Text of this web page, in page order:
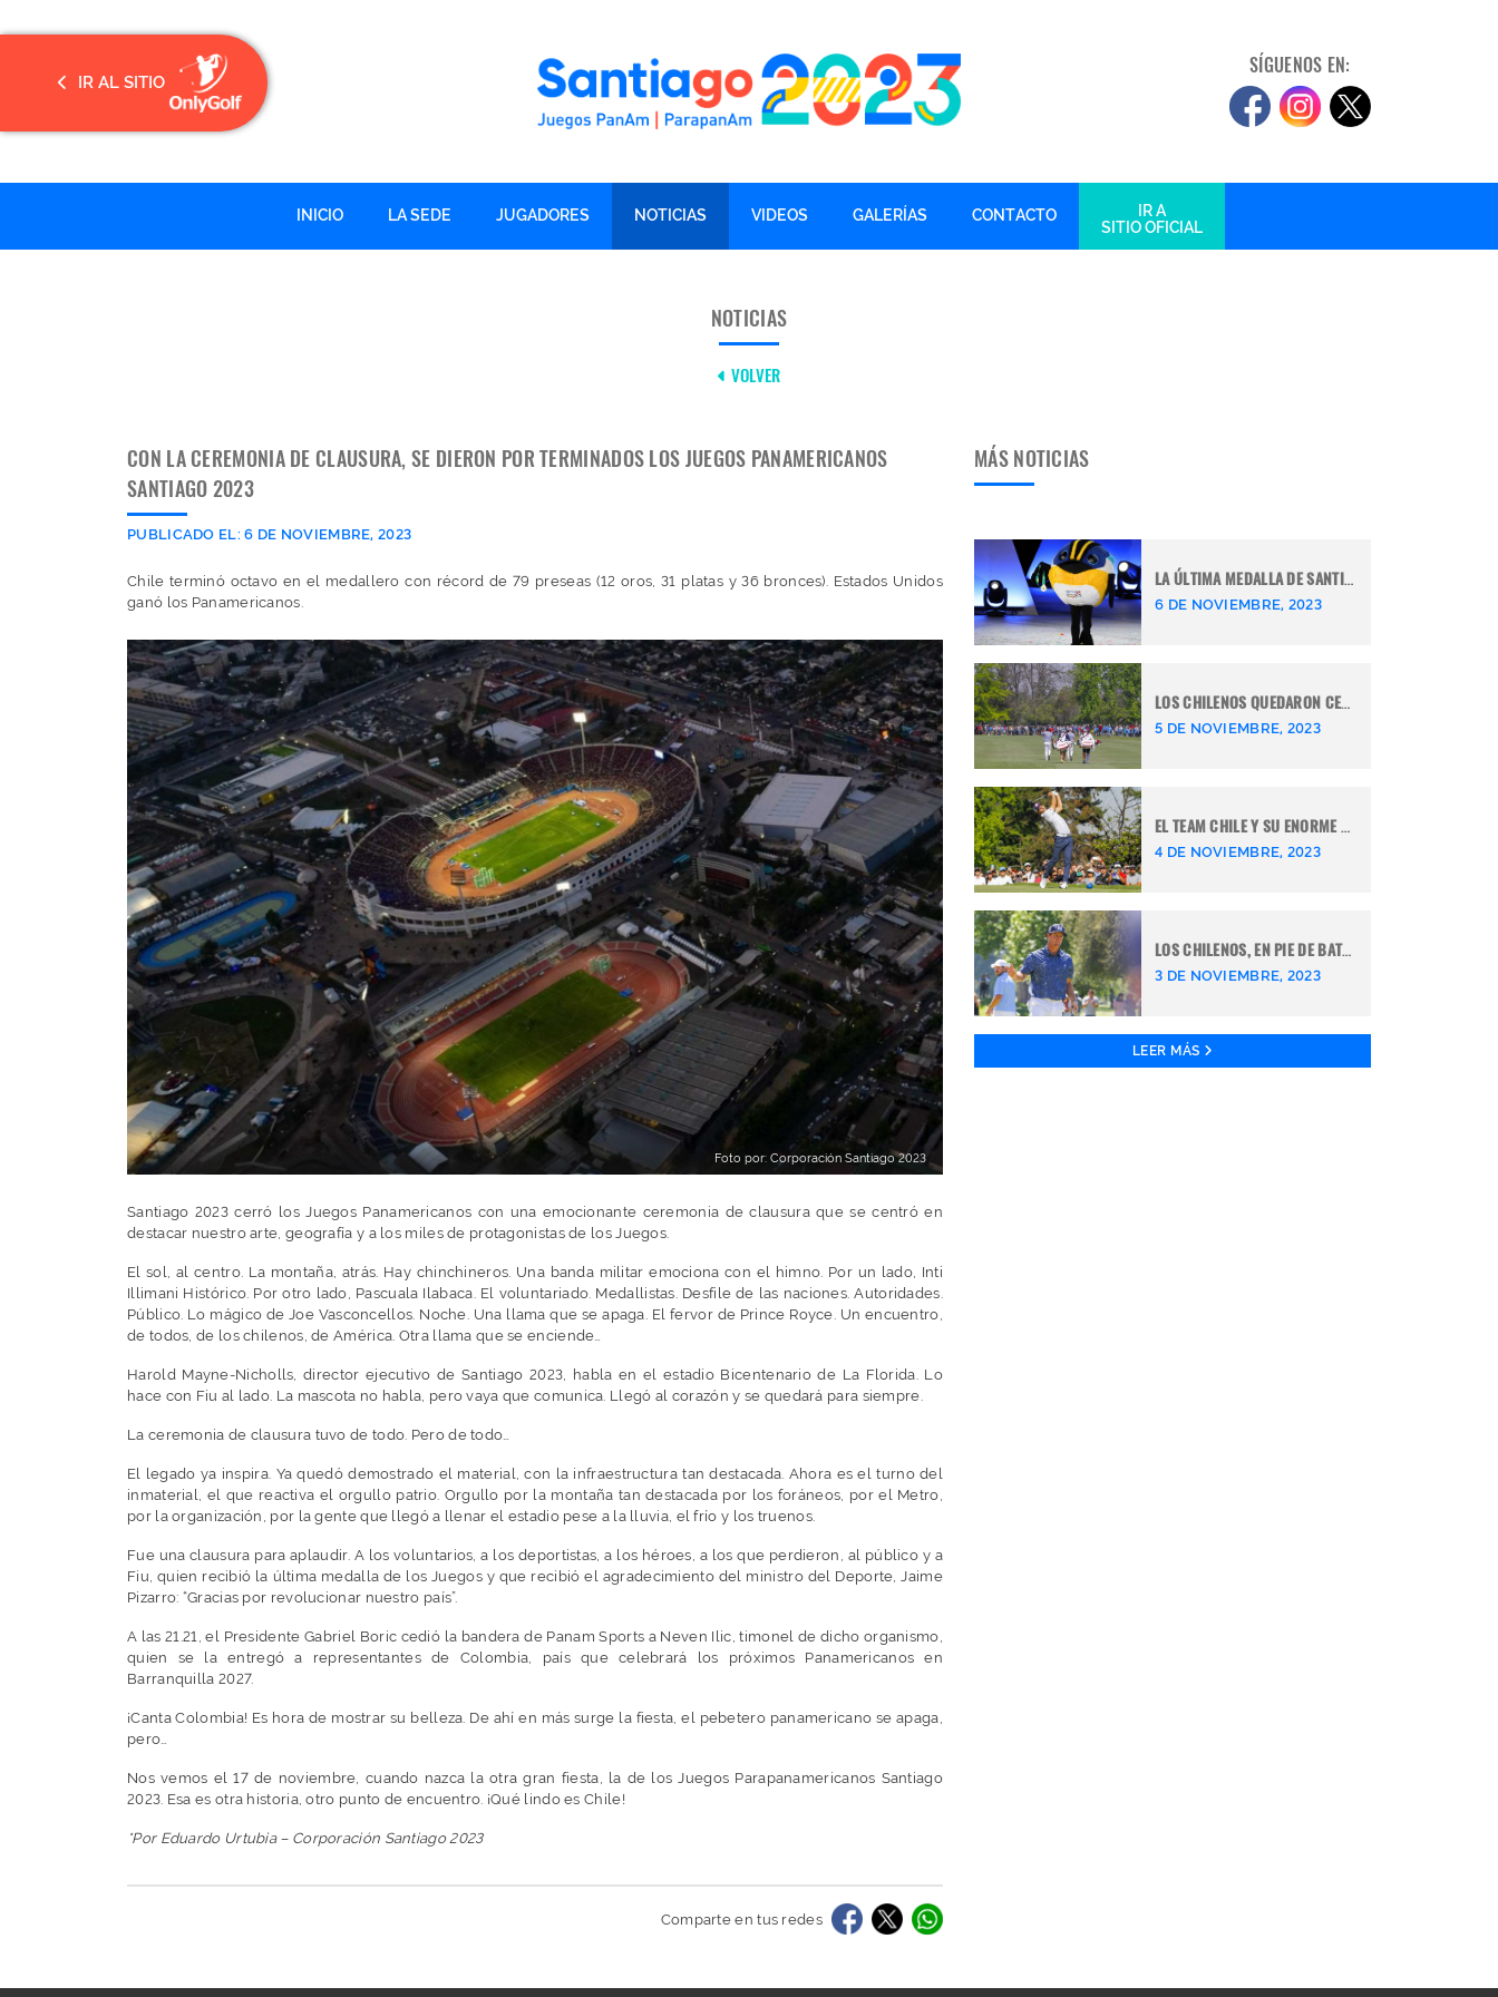
IR AL SITIO
SÍGUENOS EN:
INICIO LA SEDE JUGADORES NOTICIAS VIDEOS GALERÍAS CONTACTO
IR A
SITIO OFICIAL
NOTICIAS
VOLVER
CON LA CEREMONIA DE CLAUSURA, SE DIERON POR TERMINADOS LOS JUEGOS PANAMERICANOS
SANTIAGO 2023
PUBLICADO EL:6 DE NOVIEMBRE, 2023
Chile terminó octavo en el medallero con récord de 79 preseas (12 oros, 31 platas y 36 bronces). Estados Unidos
ganó los Panamericanos.
Foto por: Corporación Santiago 2023
Santiago 2023 cerró los Juegos Panamericanos con una emocionante ceremonia de clausura que se centró en
destacar nuestro arte, geografía y a los miles de protagonistas de los Juegos.
El sol, al centro. La montaña, atrás. Hay chinchineros. Una banda militar emociona con el himno. Por un lado, Inti
Illimani Histórico. Por otro lado, Pascuala Ilabaca. El voluntariado. Medallistas. Desfile de las naciones. Autoridades.
Público. Lo mágico de Joe Vasconcellos. Noche. Una llama que se apaga. El fervor de Prince Royce. Un encuentro,
de todos, de los chilenos, de América. Otra llama que se enciende…
Harold Mayne-Nicholls, director ejecutivo de Santiago 2023, habla en el estadio Bicentenario de La Florida. Lo
hace con Fiu al lado. La mascota no habla, pero vaya que comunica. Llegó al corazón y se quedará para siempre.
La ceremonia de clausura tuvo de todo. Pero de todo…
El legado ya inspira. Ya quedó demostrado el material, con la infraestructura tan destacada. Ahora es el turno del
inmaterial, el que reactiva el orgullo patrio. Orgullo por la montaña tan destacada por los foráneos, por el Metro,
por la organización, por la gente que llegó a llenar el estadio pese a la lluvia, el frío y los truenos.
Fue una clausura para aplaudir. A los voluntarios, a los deportistas, a los héroes, a los que perdieron, al público y a
Fiu, quien recibió la última medalla de los Juegos y que recibió el agradecimiento del ministro del Deporte, Jaime
Pizarro: “Gracias por revolucionar nuestro país”.
A las 21.21, el Presidente Gabriel Boric cedió la bandera de Panam Sports a Neven Ilic, timonel de dicho organismo,
quien se la entregó a representantes de Colombia, país que celebrará los próximos Panamericanos en
Barranquilla 2027.
¡Canta Colombia! Es hora de mostrar su belleza. De ahí en más surge la fiesta, el pebetero panamericano se apaga,
pero…
Nos vemos el 17 de noviembre, cuando nazca la otra gran fiesta, la de los Juegos Parapanamericanos Santiago
2023. Esa es otra historia, otro punto de encuentro. ¡Qué lindo es Chile!
*Por Eduardo Urtubia – Corporación Santiago 2023
Comparte en tus redes
MÁS NOTICIAS
LA ÚLTIMA MEDALLA DE SANTIAGO 2023 ¡SE LA GANÓ FIUUU!
6 DE NOVIEMBRE, 2023
LOS CHILENOS QUEDARON CERCA DE GANAR MEDALLAS EN LOS JUEGOS PANAMERICANOS SANTIAGO 2023
5 DE NOVIEMBRE, 2023
EL TEAM CHILE Y SU ENORME DESAFÍO EN LA RONDA FINAL DEL GOLF DE SANTIAGO 2023
4 DE NOVIEMBRE, 2023
LOS CHILENOS, EN PIE DE BATALLA EN SANTIAGO 2023
3 DE NOVIEMBRE, 2023
LEER MÁS